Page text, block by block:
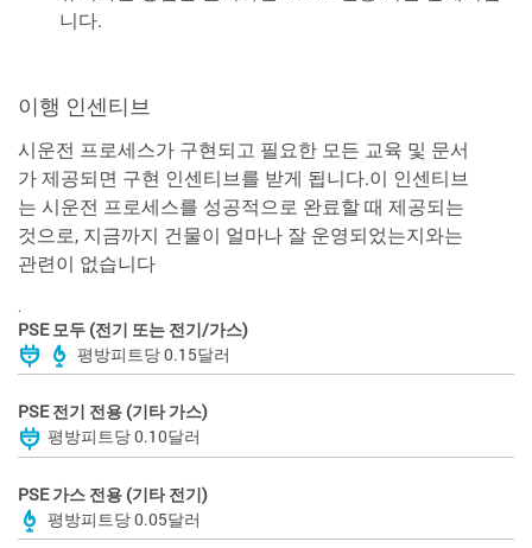
니다.
이행 인센티브
시운전 프로세스가 구현되고 필요한 모든 교육 및 문서
가 제공되면 구현 인센티브를 받게 됩니다.이 인센티브
는 시운전 프로세스를 성공적으로 완료할 때 제공되는
것으로, 지금까지 건물이 얼마나 잘 운영되었는지와는
관련이 없습니다
.
PSE 모두 (전기 또는 전기/가스)
평방피트당 0.15달러
PSE 전기 전용 (기타 가스)
평방피트당 0.10달러
PSE 가스 전용 (기타 전기)
평방피트당 0.05달러